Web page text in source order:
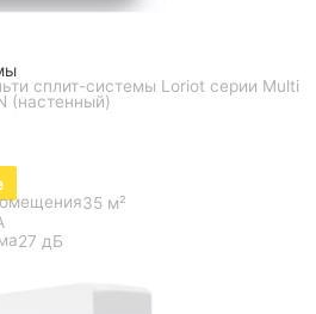
сплит-системы Loriot серии Multi
(настенный)
35 м²
27 дБ